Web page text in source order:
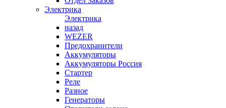
Электрика
Электрика
назад
WEZER
Предохранители
Аккумуляторы
Аккумуляторы Россия
Стартер
Реле
Разное
Генераторы